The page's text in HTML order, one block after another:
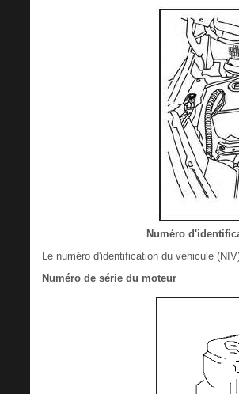
Numéro
Le numéro d'identification du véhicule
Numéro de série du moteur